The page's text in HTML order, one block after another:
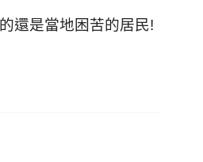
還是當地困苦的居民!